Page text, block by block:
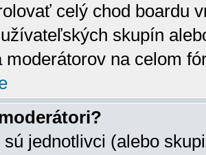
celý chod boardu
skupín
moderátorov na celom
sú jednotlivci (alebo